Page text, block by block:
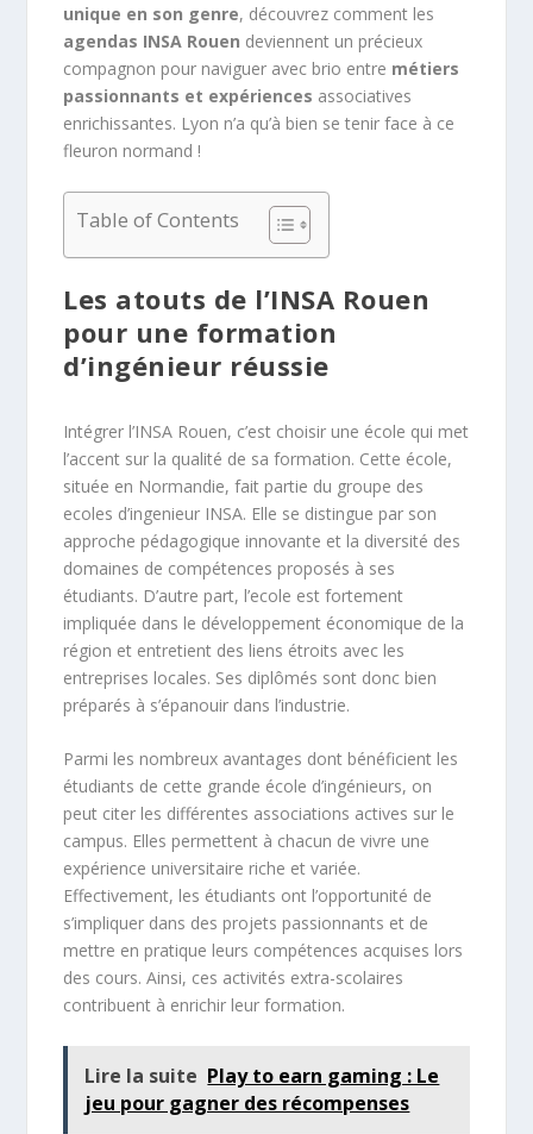
unique en son genre, découvrez comment les
agendas INSA Rouen deviennent un précieux
compagnon pour naviguer avec brio entre métiers
passionnants et expériences associatives
enrichissantes. Lyon n’a qu’à bien se tenir face à ce
fleuron normand !
Table of Contents
Les atouts de l’INSA Rouen
pour une formation
d’ingénieur réussie
Intégrer l’INSA Rouen, c’est choisir une école qui met
l’accent sur la qualité de sa formation. Cette école,
située en Normandie, fait partie du groupe des
ecoles d’ingenieur INSA. Elle se distingue par son
approche pédagogique innovante et la diversité des
domaines de compétences proposés à ses
étudiants. D’autre part, l’ecole est fortement
impliquée dans le développement économique de la
région et entretient des liens étroits avec les
entreprises locales. Ses diplômés sont donc bien
préparés à s’épanouir dans l’industrie.
Parmi les nombreux avantages dont bénéficient les
étudiants de cette grande école d’ingénieurs, on
peut citer les différentes associations actives sur le
campus. Elles permettent à chacun de vivre une
expérience universitaire riche et variée.
Effectivement, les étudiants ont l’opportunité de
s’impliquer dans des projets passionnants et de
mettre en pratique leurs compétences acquises lors
des cours. Ainsi, ces activités extra-scolaires
contribuent à enrichir leur formation.
Lire la suite Play to earn gaming : Le
jeu pour gagner des récompenses